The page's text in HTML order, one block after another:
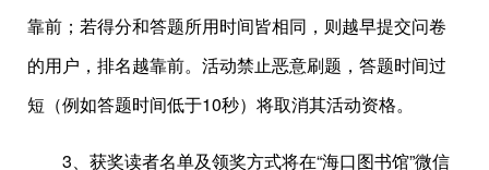
靠前；若得分和答题所用时间皆相同，则越早提交问卷
的用户，排名越靠前。活动禁止恶意刷题，答题时间过
短（例如答题时间低于10秒）将取消其活动资格。
3、获奖读者名单及领奖方式将在“海口图书馆”微信